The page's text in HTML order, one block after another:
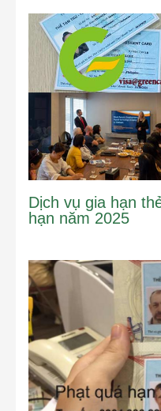
Dịch vụ gia hạn
hạn năm 2025